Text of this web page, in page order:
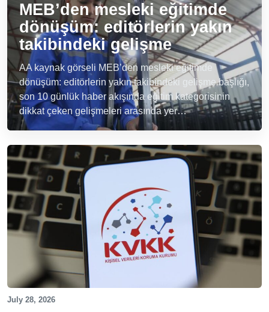
MEB’den mesleki eğitimde
dönüşüm: editörlerin yakın
takibindeki gelişme
AA kaynak görseli MEB’den mesleki eğitimde
dönüşüm: editörlerin yakın takibindeki gelişme başlığı,
son 10 günlük haber akışında eğitim kategorisinin
dikkat çeken gelişmeleri arasında yer…
July 28, 2026